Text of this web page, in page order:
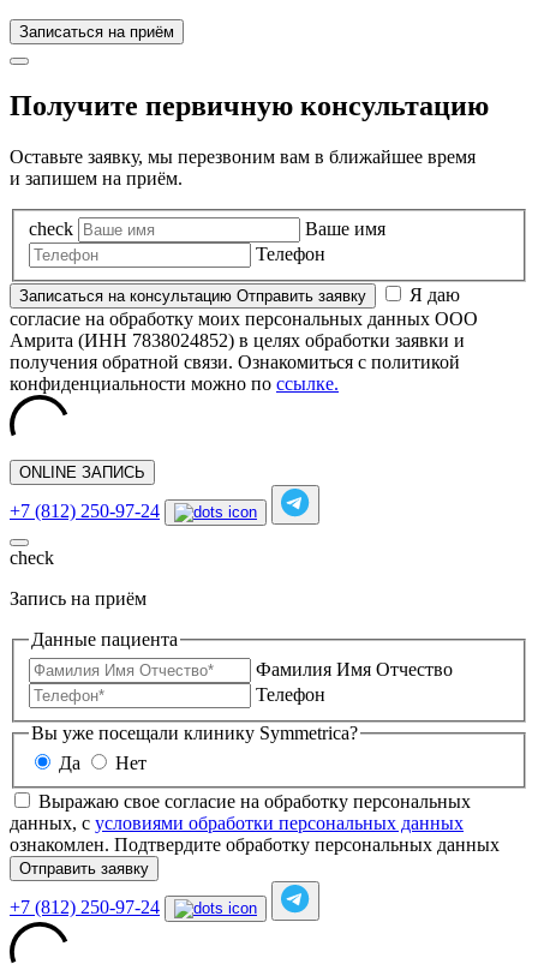
Записаться на приём
Получите первичную консультацию
Оставьте заявку, мы перезвоним вам в ближайшее время
и запишем на приём.
check
Ваше имя
Телефон
Записаться на консультацию Отправить заявку
Я даю
согласие на обработку моих персональных данных ООО
Амрита (ИНН 7838024852) в целях обработки заявки и
получения обратной связи. Ознакомиться с политикой
конфиденциальности можно по ссылке.
ONLINE ЗАПИСЬ
+7 (812) 250-97-24
check
Запись на приём
Данные пациента
Фамилия Имя Отчество
Телефон
Вы уже посещали клинику Symmetrica?
Да
Нет
Выражаю свое согласие на обработку персональных
данных, с условиями обработки персональных данных
ознакомлен. Подтвердите обработку персональных данных
Отправить заявку
+7 (812) 250-97-24